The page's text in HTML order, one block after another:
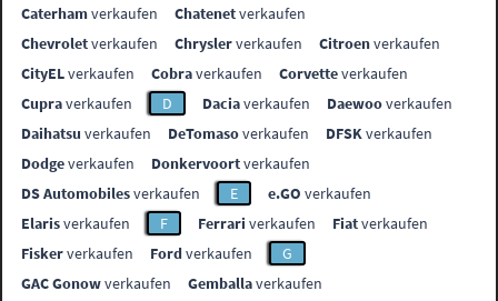
Caterhamverkaufen Chatenetverkaufen
Chevroletverkaufen Chryslerverkaufen Citroenverkaufen
CityELverkaufen Cobraverkaufen Corvetteverkaufen
Cupraverkaufen D Daciaverkaufen Daewooverkaufen
Daihatsu verkaufen DeTomasoverkaufen DFSKverkaufen
Dodgeverkaufen Donkervoortverkaufen
DS Automobilesverkaufen E e.GO verkaufen
Elarisverkaufen F Ferrari verkaufen Fiatverkaufen
Fiskerverkaufen Fordverkaufen
G
GAC Gonowverkaufen Gemballaverkaufen